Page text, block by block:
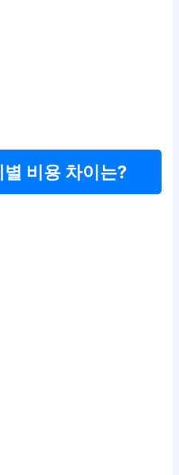
비용 차이는?